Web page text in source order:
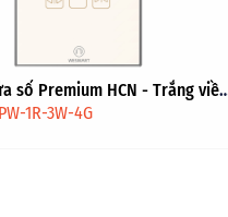
sổ Premium HCN - Trắng viền
1R-3W-4G